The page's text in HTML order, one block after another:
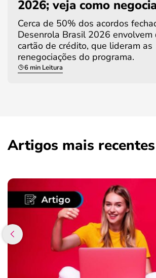
2026; veja como
Cerca de 50% dos acordos
Desenrola Brasil 2026 envolvem
cartão de crédito, que lideram as
renegociações do programa.
6 min Leitura
Artigos mais recentes